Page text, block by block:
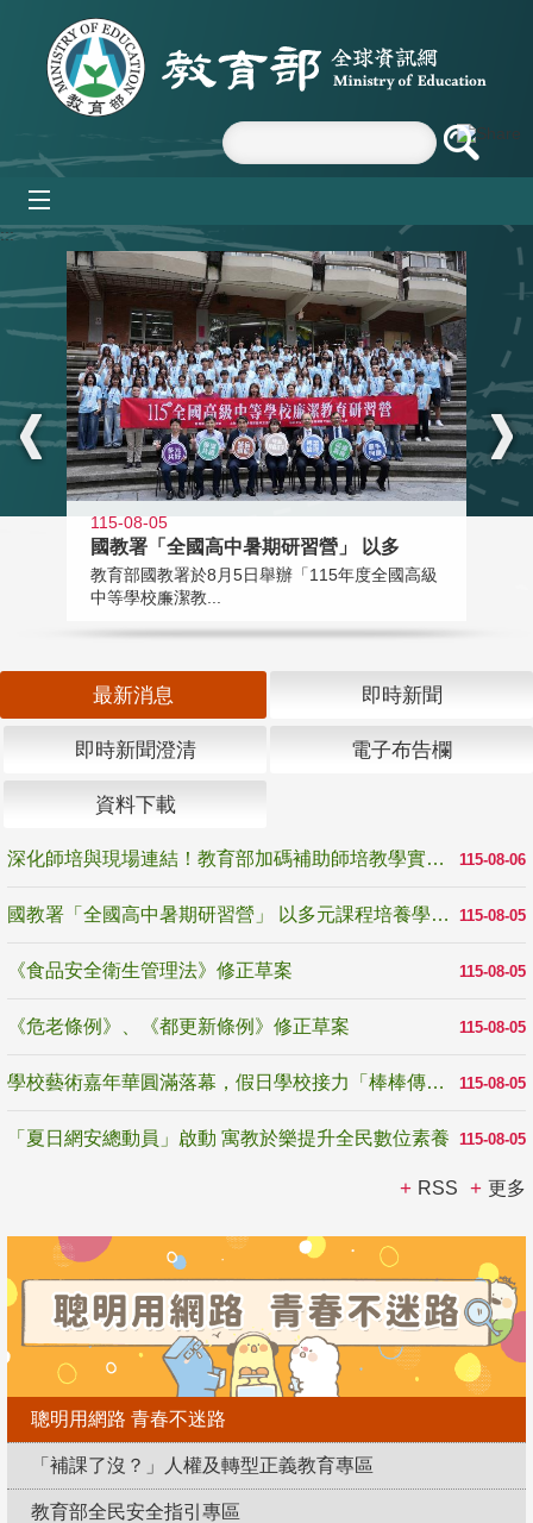
跳到主要內容區塊
:::
115-08-05
國教署「全國高中暑期研習營」 以多
教育部國教署於8月5日舉辦「115年度全國高級
中等學校廉潔教...
最新消息 即時新聞
即時新聞澄清 電子布告欄
資料下載
115-08-06
深化師培與現場連結！教育部加碼補助師培教學實踐研究 10月師培國際研討會交流教學實踐經驗
115-08-05
國教署「全國高中暑期研習營」 以多元課程培養學生瞭解誠信專業與倫理價值
115-08-05
《食品安全衛生管理法》修正草案
115-08-05
《危老條例》、《都更新條例》修正草案
115-08-05
學校藝術嘉年華圓滿落幕，假日學校接力「棒棒傳美感」
115-08-05
「夏日網安總動員」啟動 寓教於樂提升全民數位素養
RSS 更多
聰明用網路 青春不迷路
「補課了沒？」人權及轉型正義教育專區
教育部全民安全指引專區